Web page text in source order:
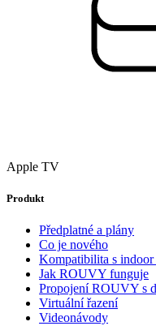
Apple TV
Produkt
Předplatné a plány
Co je nového
Kompatibilita s indoor
Jak ROUVY funguje
Propojení ROUVY s
Virtuální řazení
Videonávody